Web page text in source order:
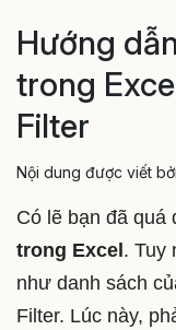
Hướng
trong
Filter
Nội dung được viết bởi
Có lẽ bạn đã quá
trong Excel. Tuy
như danh sách
Filter. Lúc này,